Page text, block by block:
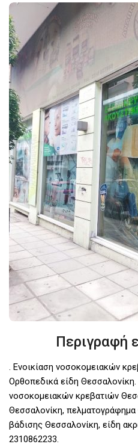
Περιγραφή
. Ενοικίαση νοσοκομειακών
Ορθοπεδικά είδη
νοσοκομειακών κρεβατιών
Θεσσαλονίκη,
βάδισης Θεσσαλονίκη, είδη
2310862233.